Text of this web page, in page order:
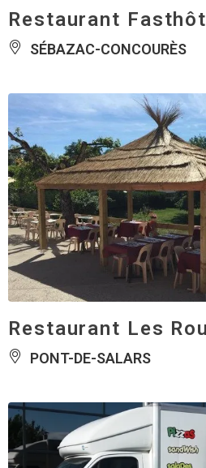
Restaurant
SÉBAZAC-CONCOURÈS
Restaurant Les
PONT-DE-SALARS